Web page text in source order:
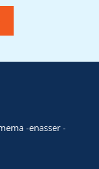
-enasser -